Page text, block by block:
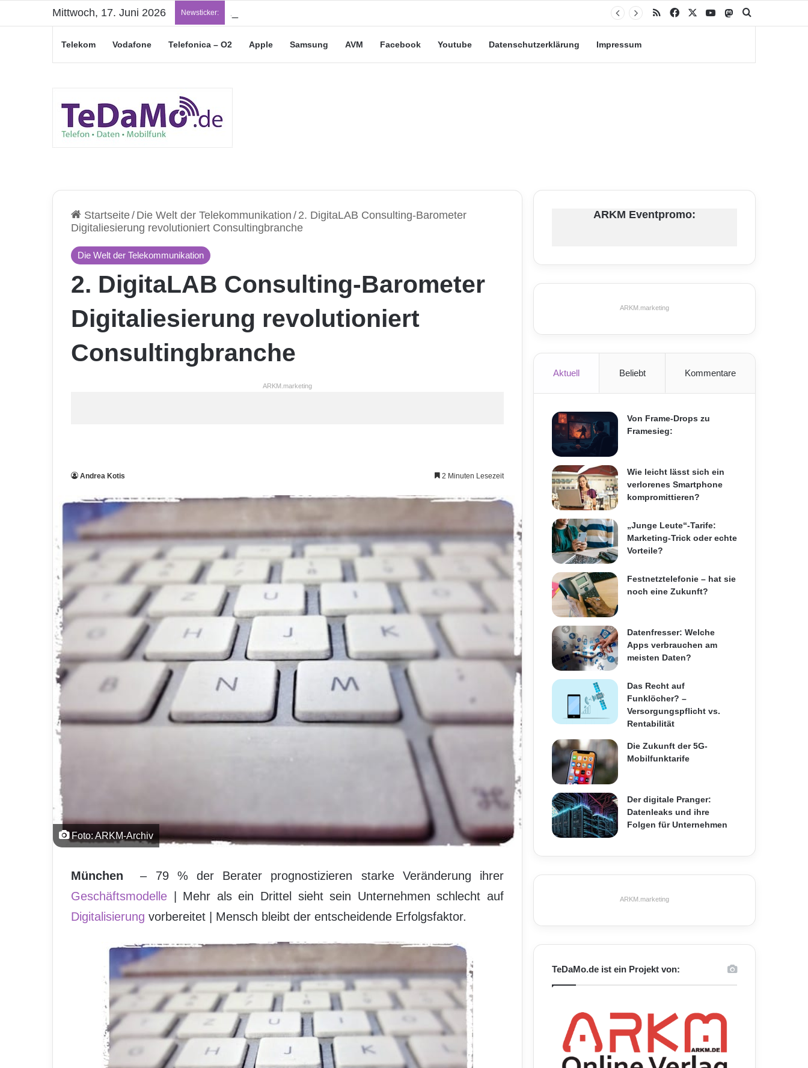
Mittwoch, 17. Juni 2026 Newsticker: „Junge Leute“-Tarife: Marketing-Trick oder echte Vorteile? RSS Facebook YouTubeMastodon
Telekom Vodafone Telefonica – O2 Apple Samsung AVM Facebook Youtube Datenschutzerklärung Impressum
Startseite/ Die Welt der Telekommunikation / 2. DigitaLAB Consulting-Barometer
Digitaliesierung revolutioniert Consultingbranche
Die Welt der Telekommunikation
2. DigitaLAB Consulting-Barometer
Digitaliesierung revolutioniert
Consultingbranche
ARKM.marketing
Andrea Kotis 2 Minuten Lesezeit
Foto: ARKM-Archiv
München – 79 % der Berater prognostizieren starke Veränderung ihrer
Geschäftsmodelle | Mehr als ein Drittel sieht sein Unternehmen schlecht auf
Digitalisierung vorbereitet | Mensch bleibt der entscheidende Erfolgsfaktor.
ARKM Eventpromo:
ARKM.marketing
Aktuell Beliebt Kommentare
Von Frame-Drops zu
Framesieg:
Wie leicht lässt sich ein
verlorenes Smartphone
kompromittieren?
„Junge Leute“-Tarife:
Marketing-Trick oder echte
Vorteile?
Festnetztelefonie – hat sie
noch eine Zukunft?
Datenfresser: Welche
Apps verbrauchen am
meisten Daten?
Das Recht auf
Funklöcher? –
Versorgungspflicht vs.
Rentabilität
Die Zukunft der 5G-
Mobilfunktarife
Der digitale Pranger:
Datenleaks und ihre
Folgen für Unternehmen
ARKM.marketing
TeDaMo.de ist ein Projekt von: